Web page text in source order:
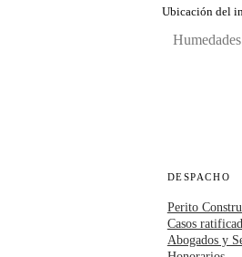
Ubicación del
DESPACHO
Perito
Casos
Abogados y